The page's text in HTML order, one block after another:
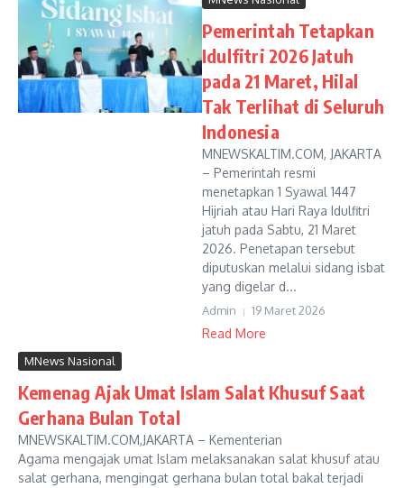
Pemerintah Tetapkan
Idulfitri 2026 Jatuh
pada 21 Maret, Hilal
Tak Terlihat di Seluruh
Indonesia
MNEWSKALTIM.COM, JAKARTA
– Pemerintah resmi
menetapkan 1 Syawal 1447
Hijriah atau Hari Raya Idulfitri
jatuh pada Sabtu, 21 Maret
2026. Penetapan tersebut
diputuskan melalui sidang isbat
yang digelar d...
Admin 19 Maret 2026
Read More
MNews Nasional
Kemenag Ajak Umat Islam Salat Khusuf Saat
Gerhana Bulan Total
MNEWSKALTIM.COM,JAKARTA – Kementerian
Agama mengajak umat Islam melaksanakan salat khusuf atau
salat gerhana, mengingat gerhana bulan total bakal terjadi